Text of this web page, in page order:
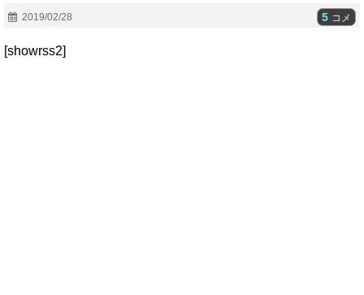
2019/02/28 5 コメ
[showrss2]